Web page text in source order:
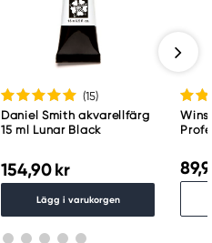
(15)
Daniel Smith akvarellfärg
15 ml Lunar Black
154,90 kr
Lägg i varukorgen
537